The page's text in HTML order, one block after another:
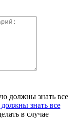
знать все